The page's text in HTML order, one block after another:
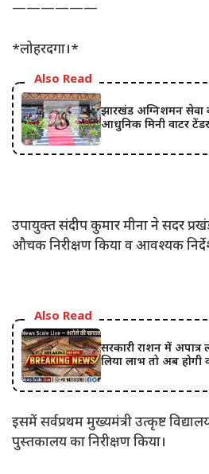
——————
*लोहरदगा।*
Also Read
झारखंड अग्निशमन सेवा
आधुनिक मिनी वाटर
उपायुक्त संदीप कुमार मीना ने सदर
औचक निरीक्षण किया व आवश्यक
Also Read
सरकारी राशन में
लिया लाभ तो अब होगी
इसमें सर्वप्रथम मुख्यमंत्री उत्कृष्ट
पुस्तकालय का निरीक्षण किया।